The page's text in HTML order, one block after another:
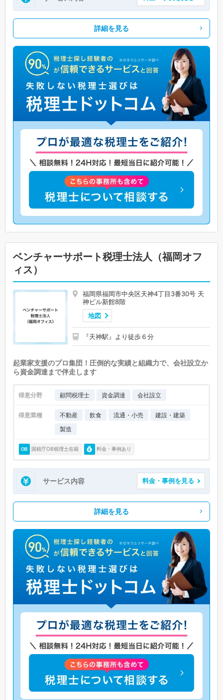
詳細を見る
ベンチャーサポート税理士法人（福岡オフ
ィス）
福岡県福岡市中央区天神4丁目3番30号 天
神ビル新館8階
地図
『天神駅』より徒歩６分
起業家支援のプロ集団！圧倒的な実績と組織力で、会社設立か
ら資金調達まで伴走します
得意分野 顧問税理士 資金調達 会社設立
得意業種 不動産 飲食 流通・小売
建設・建築
製造
国税庁OB税理士在籍 料金・事例あり
サービス内容 料金・事例を見る
詳細を見る